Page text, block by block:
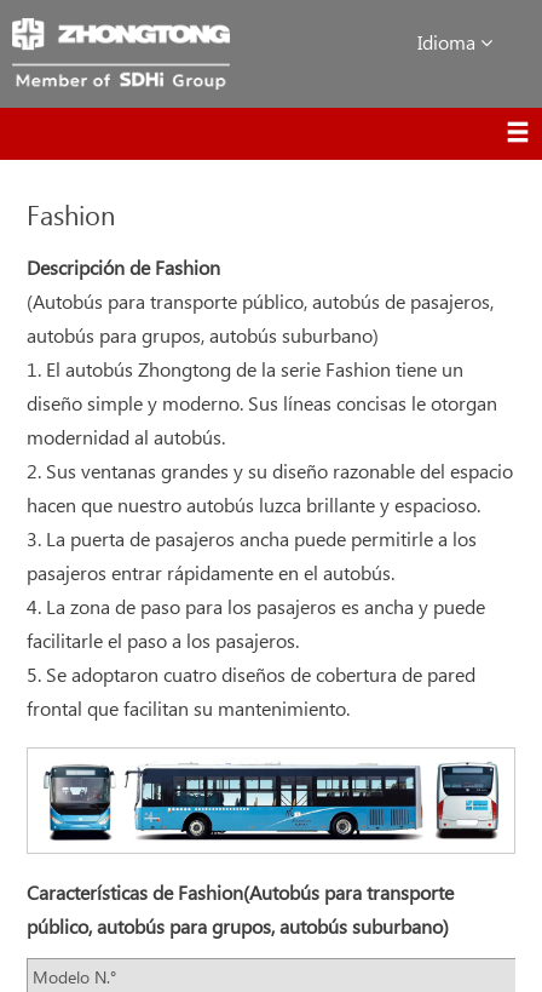
Idioma
Fashion
Descripción de Fashion
(Autobús para transporte público, autobús de pasajeros,
autobús para grupos, autobús suburbano)
1. El autobús Zhongtong de la serie Fashion tiene un
diseño simple y moderno. Sus líneas concisas le otorgan
modernidad al autobús.
2. Sus ventanas grandes y su diseño razonable del espacio
hacen que nuestro autobús luzca brillante y espacioso.
3. La puerta de pasajeros ancha puede permitirle a los
pasajeros entrar rápidamente en el autobús.
4. La zona de paso para los pasajeros es ancha y puede
facilitarle el paso a los pasajeros.
5. Se adoptaron cuatro diseños de cobertura de pared
frontal que facilitan su mantenimiento.
Características de Fashion(Autobús para transporte
público, autobús para grupos, autobús suburbano)
Modelo N.°